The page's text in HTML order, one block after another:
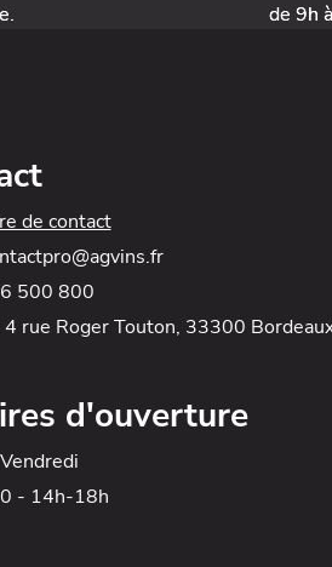
de 9h
de contact
500 800
rue Roger Touton, 33300
d'ouverture
- 14h-18h